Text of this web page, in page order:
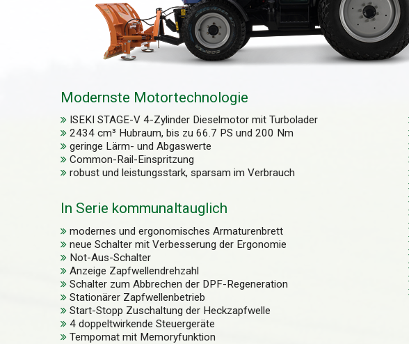
Modernste Motortechnologie
ISEKI STAGE-V 4-Zylinder Dieselmotor mit Turbolader
2434 cm³ Hubraum, bis zu 66.7 PS und 200 Nm
geringe Lärm- und Abgaswerte
Common-Rail-Einspritzung
robust und leistungsstark, sparsam im Verbrauch
In Serie kommunaltauglich
modernes und ergonomisches Armaturenbrett
neue Schalter mit Verbesserung der Ergonomie
Not-Aus-Schalter
Anzeige Zapfwellendrehzahl
Schalter zum Abbrechen der DPF-Regeneration
Stationärer Zapfwellenbetrieb
Start-Stopp Zuschaltung der Heckzapfwelle
4 doppeltwirkende Steuergeräte
Tempomat mit Memoryfunktion